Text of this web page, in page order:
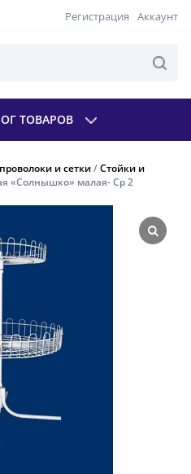
Регистрация Аккаунт
ТОВАРОВ
и сетки/Стойки и
«Солнышко» малая- Ср 2